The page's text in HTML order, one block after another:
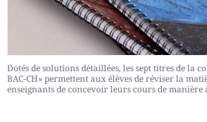
Dotés de solutions détaillées, les sept titres de la
BAC-CH» permettent aux élèves de réviser la
enseignants de concevoir leurs cours de manière